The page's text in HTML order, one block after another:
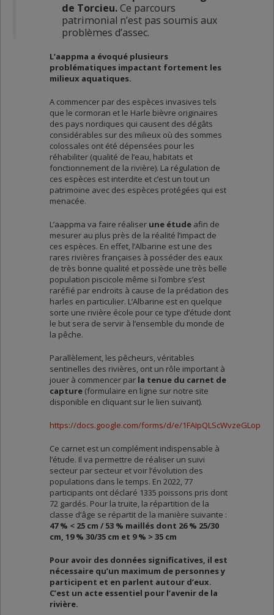
de Torcieu.Ce parcours
patrimonial n’est pas soumis aux
problèmes d’assec.
L’aappma a évoqué plusieurs
problématiques impactant fortement les
milieux aquatiques.
A commencer par des espèces invasives tels
que le cormoran et le Harle bièvre originaires
des pays nordiques qui causent des dégâts
considérables sur des milieux où des sommes
colossales ont été dépensées pour les
réhabiliter (qualité de l’eau, habitats et
fonctionnement de la rivière). La régulation de
ces espèces est interdite et c’est un tout un
patrimoine avec des espèces protégées qui est
menacée.
L’aappma va faire réaliser une étude afin de
mesurer au plus près de la réalité l’impact de
ces espèces. En effet, l’Albarine est une des
rares rivières françaises à posséder des eaux
de très bonne qualité et possède une très belle
population piscicole même si l’ombre s’est
raréfié par endroits à cause de la prédation des
harles en particulier. L’Albarine est en quelque
sorte une rivière école pour ce type d’étude dont
le but sera de servir à l’ensemble du monde de
la pêche.
Parallèlement, les pêcheurs, véritables
sentinelles des rivières, ont un rôle important à
jouer à commencer par la tenue du carnet de
capture (formulaire en ligne sur notre site
disponible en cliquant sur le lien suivant).
https://docs.google.com/forms/d/e/
Ce carnet est un complément indispensable à
l’étude. Il va permettre de réaliser un suivi
secteur par secteur et voir l’évolution des
populations dans le temps. En 2022, 77
participants ont déclaré 1335 poissons pris dont
72 gardés. Pour la truite, la répartition de la
classe d’âge se répartit de la manière suivante :
47 % < 25 cm / 53 % maillés dont 26 % 25/30
cm, 19 % 30/35 cm et 9 % > 35 cm
Pour avoir des données significatives, il est
nécessaire qu’un maximum de personnes y
participent et en parlent autour d’eux.
C’est un acte essentiel pour l’avenir de la
rivière.